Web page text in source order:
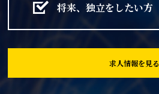
将来、独立をしたい方
求人情報を見る